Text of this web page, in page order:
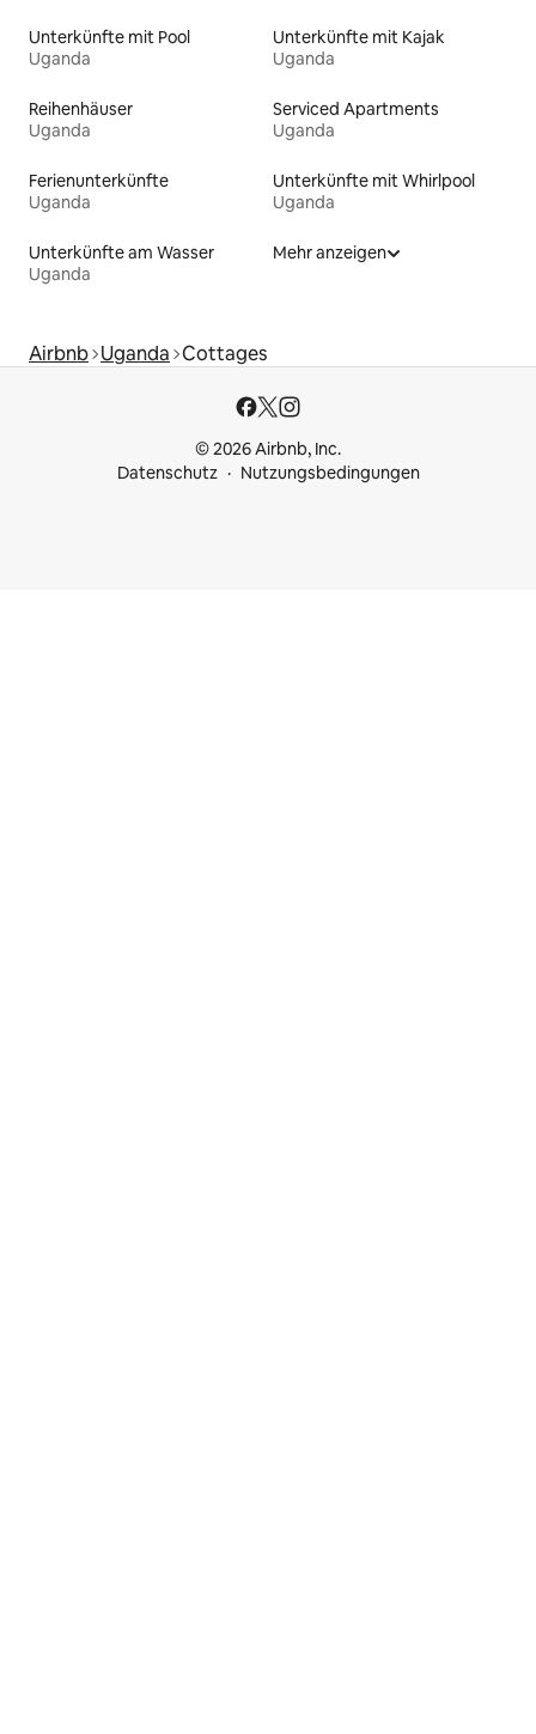
Unterkünfte mit Pool
Uganda
Unterkünfte mit Kajak
Uganda
Reihenhäuser
Uganda
Serviced Apartments
Uganda
Ferienunterkünfte
Uganda
Unterkünfte mit Whirlpool
Uganda
Unterkünfte am Wasser
Uganda
Mehr anzeigen
Airbnb Uganda Cottages
© 2026 Airbnb, Inc.
Datenschutz
Nutzungsbedingungen